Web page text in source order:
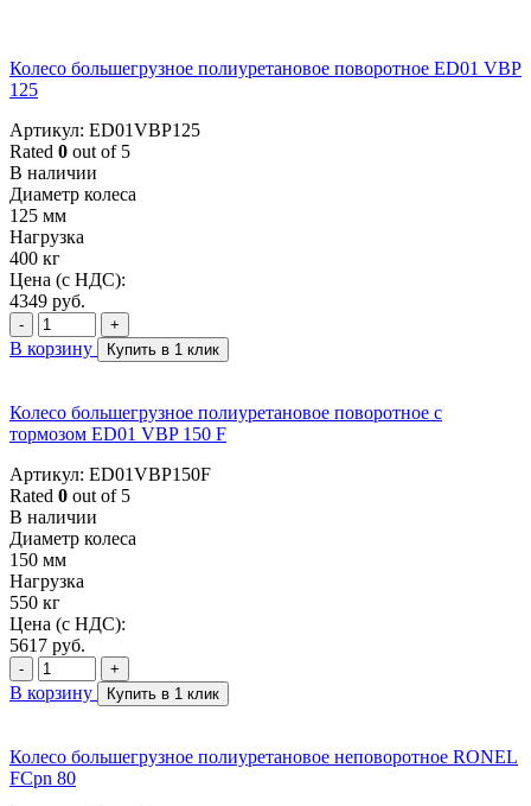
Колесо большегрузное полиуретановое поворотное ED01 VBP
125
Артикул: ED01VBP125
Rated 0 out of 5
В наличии
Диаметр колеса
125 мм
Нагрузка
400 кг
Цена (с НДС):
4349 руб.
- +
В корзину Купить в 1 клик
Колесо большегрузное полиуретановое поворотное с
тормозом ED01 VBP 150 F
Артикул: ED01VBP150F
Rated 0 out of 5
В наличии
Диаметр колеса
150 мм
Нагрузка
550 кг
Цена (с НДС):
5617 руб.
- +
В корзину Купить в 1 клик
Колесо большегрузное полиуретановое неповоротное RONEL
FCpn 80